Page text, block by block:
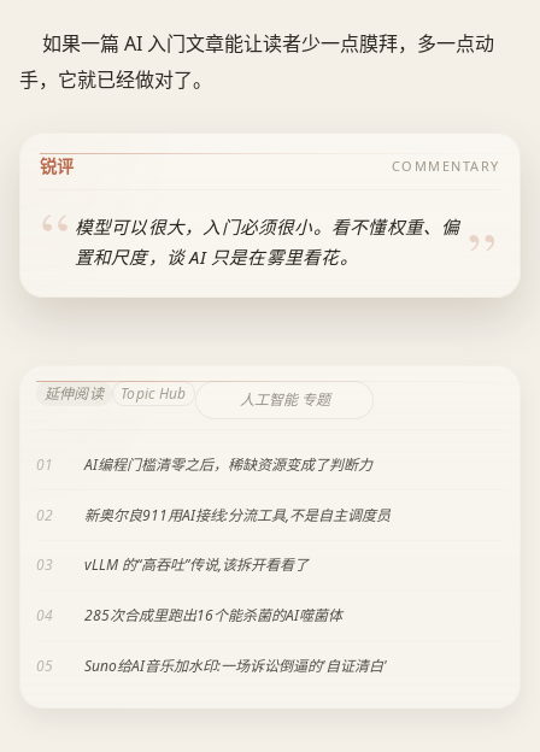
如果一篇 AI 入门文章能让读者少一点膜拜，多一点动
手，它就已经做对了。
锐评 COMMENTARY
模型可以很大，入门必须很小。看不懂权重、偏
置和尺度，谈 AI 只是在雾里看花。
延伸阅读 Topic Hub 人工智能 专题
01 AI编程门槛清零之后，稀缺资源变成了判断力
02 新奥尔良911用AI接线:分流工具,不是自主调度员
03 vLLM 的“高吞吐”传说,该拆开看看了
04 285次合成里跑出16个能杀菌的AI噬菌体
05 Suno给AI音乐加水印:一场诉讼倒逼的'自证清白'